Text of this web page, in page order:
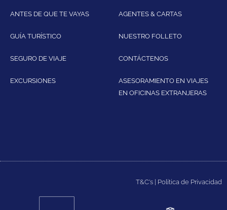
ANTES DE QUE TE VAYAS
GUÍA TURÍSTICO
SEGURO DE VIAJE
EXCURSIONES
AGENTES & CARTAS
NUESTRO FOLLETO
CONTÁCTENOS
ASESORAMIENTO EN VIAJES
EN OFICINAS EXTRANJERAS
T&C's | Política de Privacidad